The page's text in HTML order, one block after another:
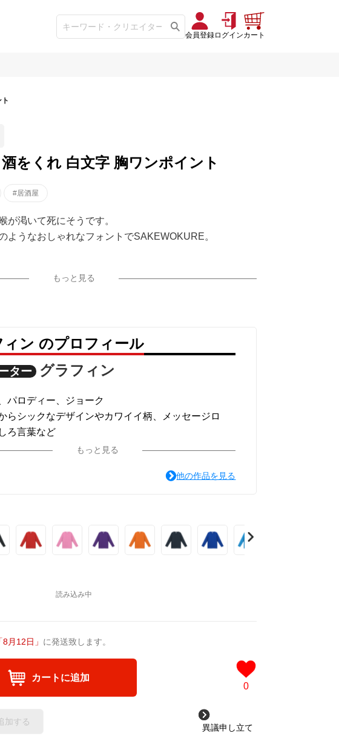
会員登録ログインカート
をくれ 白文字 胸ワンポイント
#居酒屋
が渇いて死にそうです。
ようなおしゃれなフォントでSAKEWOKURE。
もっと見る
ィン のプロフィール
ター グラフィン
パロディー、ジョーク
らシックなデザインやカワイイ柄、メッセージロ
ろ言葉など
インを制作しています。
もっと見る
他の作品を見る
8月12日 」 に発送致します。
カートに追加
0
加する
異議申し立て